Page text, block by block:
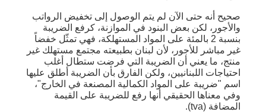
صحيح أنه حتى الآن لم يتم الوصول إلى تخفيض الرواتب
والأجور، لكن بعض البنود في الموازنة، كرفع الضريبة
بنسبة 2 بالمئة على المواد المستهلكة، فهي تمثّل خفضاً
غير مباشر للأجور، لأن لبنان بطبيعته مجتمع مستهلك غير
منتج، ما يعني أن الضريبة التي فرضت ستطال أغلب
احتياجات اللبنانيين، ولكن الفارق بأن الضريبة أطلق عليها
اسم "ضريبة على المواد الكمالية المصنعة في الخارج"،
وفي معناها الحقيقي أنها رفع للضريبة على القيمة
المضافة (tva).